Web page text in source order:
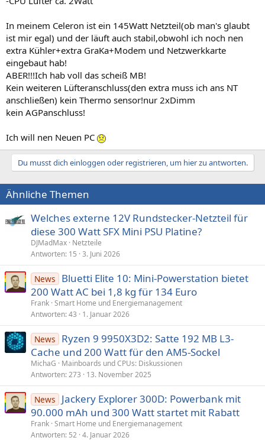
In meinem Celeron ist ein 145Watt Netzteil(ob man's glaubt
ist mir egal) und der läuft auch stabil,obwohl ich noch nen
extra Kühler+extra GraKa+Modem und Netzwerkkarte
eingebaut hab!
ABER!!!Ich hab voll das scheiß MB!
Kein weiteren Lüfteranschluss(den extra muss ich ans NT
anschließen) kein Thermo sensor!nur 2xDimm
kein AGPanschluss!
Ich will nen Neuen PC
Du musst dich einloggen oder registrieren, um hier zu antworten.
Ähnliche Themen
Welches externe 12V Rundstecker-Netzteil für
diese 300 Watt SFX Mini PSU Platine?
DJMadMax Netzteile
Antworten 15 3. Juni 2026
News
Bluetti Elite 10: Mini-Powerstation bietet
200 Watt AC bei 1,8 kg für 134 Euro
Frank Smart Home und Energiemanagement
Antworten 43 1. Januar 2026
News
Ryzen 9 9950X3D2: Satte 192 MB L3-
Cache und 200 Watt für den AM5-Sockel
MichaG
Mainboards und CPUs: Diskussionen
Antworten 273 13. November 2025
News
Jackery Explorer 300D: Powerbank mit
90.000 mAh und 300 Watt startet mit Rabatt
Frank Smart Home und Energiemanagement
Antworten 52 4. Januar 2026